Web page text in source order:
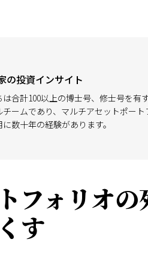
の投資インサイト
は合計100以上の博士号、修士号を有
チームであり、マルチアセットポート
数十年の経験があります。
フォリオの
す